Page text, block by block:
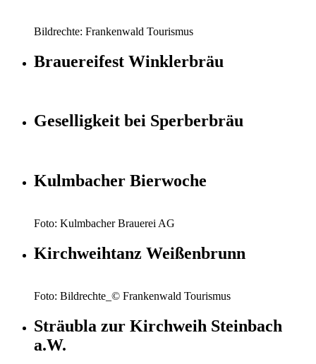
Bildrechte: Frankenwald Tourismus
Brauereifest Winklerbräu
Geselligkeit bei Sperberbräu
Kulmbacher Bierwoche
Foto: Kulmbacher Brauerei AG
Kirchweihtanz Weißenbrunn
Foto: Bildrechte_© Frankenwald Tourismus
Sträubla zur Kirchweih Steinbach
a.W.